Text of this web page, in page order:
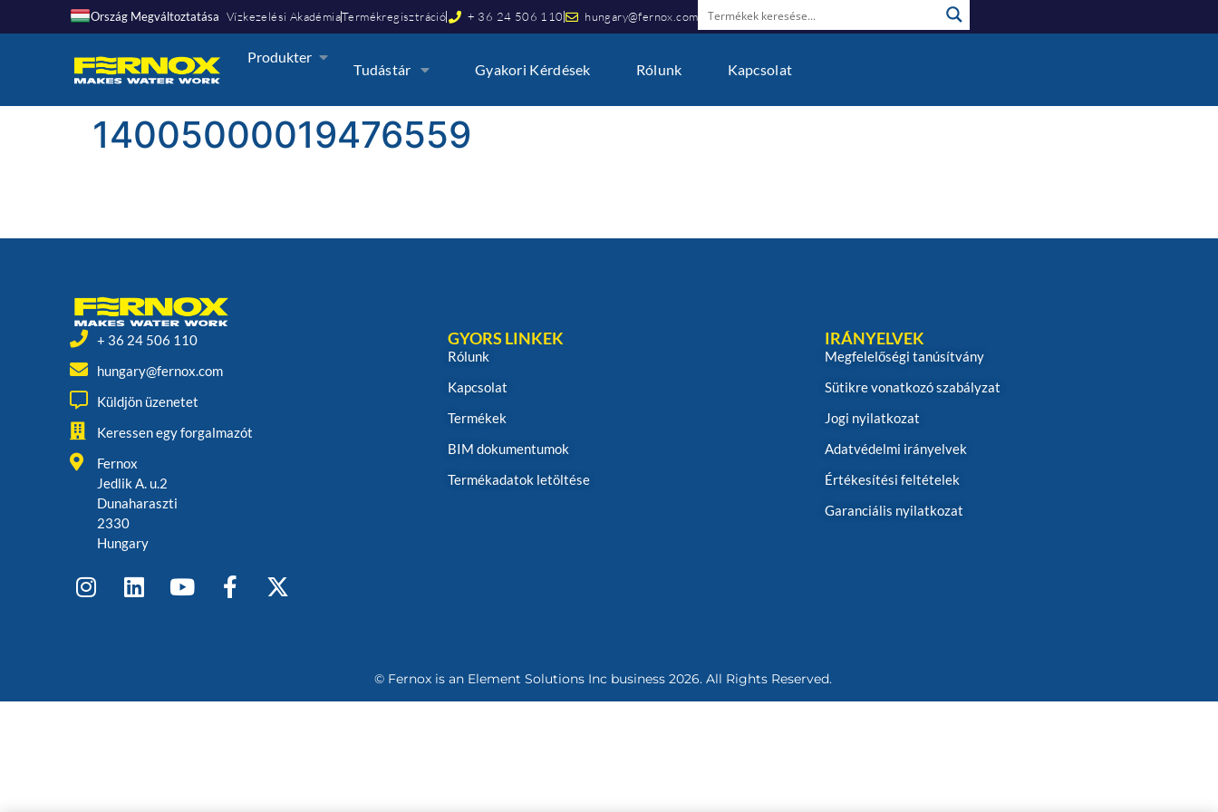
Ország Megváltoztatása Vízkezelési AkadémiaTermékregisztráció + 36 24 506 110 hungary@fernox.com
Produkter
Tudástár Gyakori Kérdések Rólunk Kapcsolat
14005000019476559
+ 36 24 506 110
hungary@fernox.com
Küldjön üzenetet
Keressen egy forgalmazót
Fernox
Jedlik A. u.2
Dunaharaszti
2330
Hungary
GYORS LINKEK
Rólunk
Kapcsolat
Termékek
BIM dokumentumok
Termékadatok letöltése
IRÁNYELVEK
Megfelelőségi tanúsítvány
Sütikre vonatkozó szabályzat
Jogi nyilatkozat
Adatvédelmi irányelvek
Értékesítési feltételek
Garanciális nyilatkozat
© Fernox is an Element Solutions Inc business 2026. All Rights Reserved.